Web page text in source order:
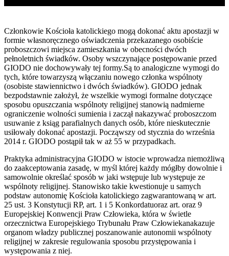
Członkowie Kościoła katolickiego mogą dokonać aktu apostazji w
formie własnoręcznego oświadczenia przekazanego osobiście
proboszczowi miejsca zamieszkania w obecności dwóch
pełnoletnich świadków. Osoby wszczynające postępowanie przed
GIODO nie dochowywały tej formy.Są to analogiczne wymogi do
tych, które towarzyszą włączaniu nowego członka wspólnoty
(osobiste stawiennictwo i dwóch świadków). GIODO jednak
bezpodstawnie założył, że wszelkie wymogi formalne dotyczące
sposobu opuszczania wspólnoty religijnej stanowią nadmierne
ograniczenie wolności sumienia i zaczął nakazywać proboszczom
usuwanie z ksiąg parafialnych danych osób, które nieskutecznie
usiłowały dokonać apostazji. Począwszy od stycznia do września
2014 r. GIODO postąpił tak w aż 55 w przypadkach.
Praktyka administracyjna GIODO w istocie wprowadza niemożliwą
do zaakceptowania zasadę, w myśl której każdy mógłby dowolnie i
samowolnie określać sposób w jaki wstępuje lub występuje ze
wspólnoty religijnej. Stanowisko takie kwestionuje u samych
podstaw autonomię Kościoła katolickiego zagwarantowaną w art.
25 ust. 3 Konstytucji RP, art. 1 i 5 Konkordatuoraz art. oraz 9
Europejskiej Konwencji Praw Człowieka, która w świetle
orzecznictwa Europejskiego Trybunału Praw Człowiekanakazuje
organom władzy publicznej poszanowanie autonomii wspólnoty
religijnej w zakresie regulowania sposobu przystępowania i
występowania z niej.